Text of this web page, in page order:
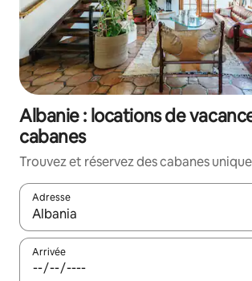
Albanie : locations de
cabanes
Trouvez et réservez des cabanes
Adresse
Lorsque les résultats s'affichent, utilisez
Arrivée